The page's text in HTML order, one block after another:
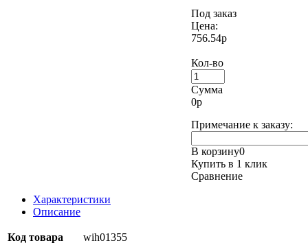
Под заказ
Цена:
756.54р
Кол-во
Сумма
0р
Примечание к заказу:
В корзину0
Купить в 1 клик
Сравнение
Характеристики
Описание
Код товара wih01355